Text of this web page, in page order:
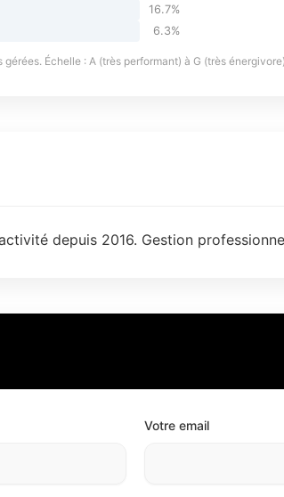
16.7%
6.3%
Échelle : A (très performant) à G (très
depuis 2016. Gestion
Votre email